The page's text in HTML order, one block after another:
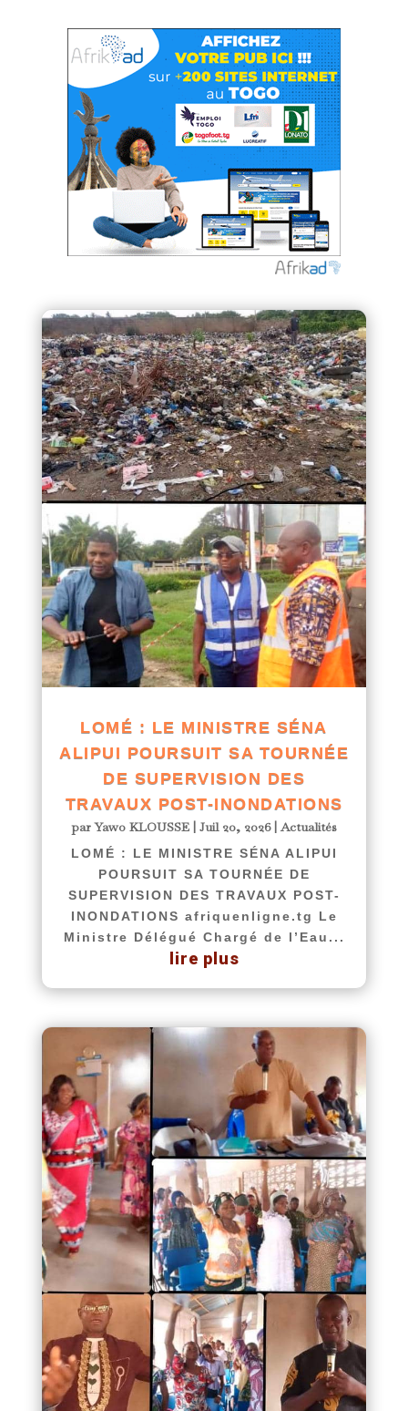
LOMÉ : LE MINISTRE SÉNA
ALIPUI POURSUIT SA TOURNÉE
DE SUPERVISION DES
TRAVAUX POST-INONDATIONS
parYawo KLOUSSE| Juil 20, 2026|Actualités
LOMÉ : LE MINISTRE SÉNA ALIPUI
POURSUIT SA TOURNÉE DE
SUPERVISION DES TRAVAUX POST-
INONDATIONS afriquenligne.tg Le
Ministre Délégué Chargé de l’Eau...
lire plus